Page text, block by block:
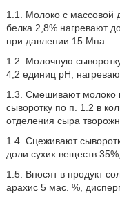
1.1. Молоко с массовой
белка 2,8% нагревают
при давлении 15 Мпа.
1.2. Молочную
4,2 единиц pH,
1.3. Смешивают молоко
сыворотку по п. 1.2 в
отделения сыра
1.4. Сцеживают
доли сухих веществ
1.5. Вносят в продукт
арахис 5 мас. %,